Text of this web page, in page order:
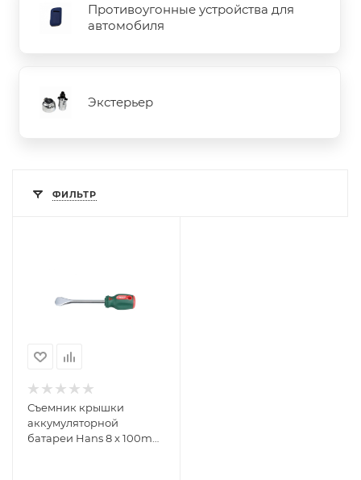
Противоугонные устройства для
автомобиля
Экстерьер
ФИЛЬТР
Съемник крышки
аккумуляторной
батареи Hans 8 x 100mm